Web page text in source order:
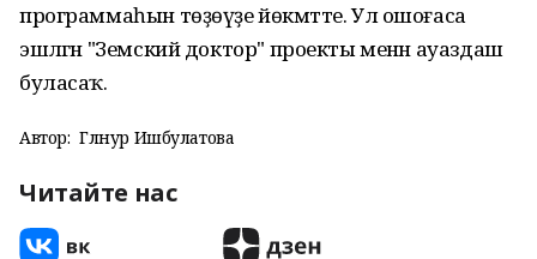
программаһын төҙөүҙе йөкмәтте. Ул ошоғаса
эшләгән "Земский доктор" проекты менән ауаздаш
буласаҡ.
Автор: Гөлнур Ишбулатова
Читайте нас